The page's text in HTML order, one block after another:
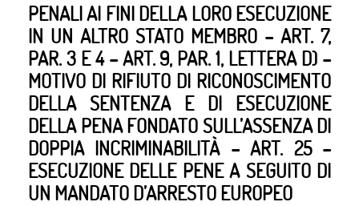
PENALI AI FINI DELLA LORO ESECUZIONE
IN UN ALTRO STATO MEMBRO – ART. 7,
PAR. 3 E 4 – ART. 9, PAR. 1, LETTERA D) –
MOTIVO DI RIFIUTO DI RICONOSCIMENTO
DELLA SENTENZA E DI ESECUZIONE
DELLA PENA FONDATO SULL’ASSENZA DI
DOPPIA INCRIMINABILITÀ – ART. 25 –
ESECUZIONE DELLE PENE A SEGUITO DI
UN MANDATO D’ARRESTO EUROPEO